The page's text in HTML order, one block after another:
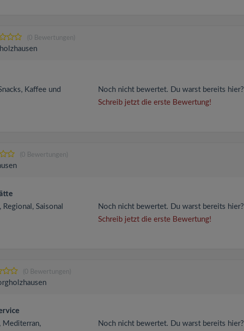
(0 Bewertungen)
Kaffee und
Noch nicht bewertet. Du warst bereits hier?
Schreib jetzt die erste Bewertung!
(0 Bewertungen)
Saisonal
Noch nicht bewertet. Du warst bereits hier?
Schreib jetzt die erste Bewertung!
(0 Bewertungen)
Mediterran,
Noch nicht bewertet. Du warst bereits hier?